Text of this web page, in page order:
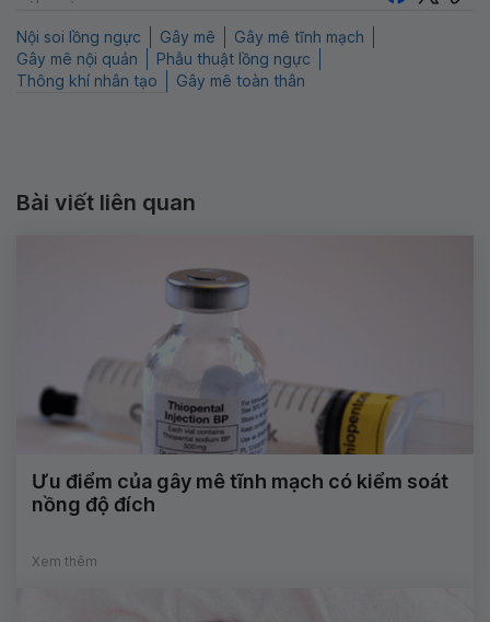
Nội soi lồng ngực Gây mê
Gây mê tĩnh mạch
Gây mê nội quản
Phẫu thuật lồng ngực
Thông khí nhân tạo
Gây mê toàn thân
Bài viết liên quan
Ưu điểm của gây mê tĩnh mạch có kiểm soát
nồng độ đích
Xem thêm